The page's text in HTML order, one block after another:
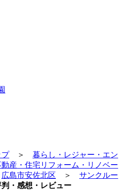
プ＞ 暮らし・レジャー・エン
動産・住宅リフォーム・リノベー
広島市安佐北区 ＞ サンクルー
判・感想・レビュー